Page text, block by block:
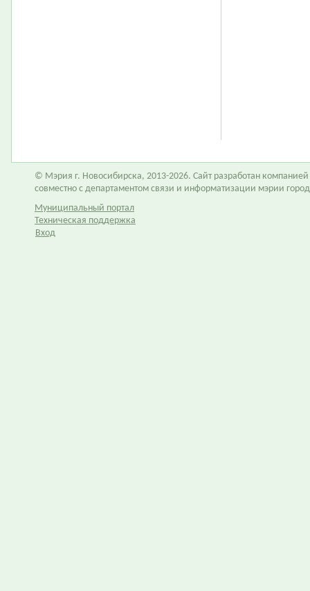
© Мэрия г. Новосибирска, 2013-2026. Сайт разработан компанией
совместно с департаментом связи и информатизации мэрии
Муниципальный портал
Техническая поддержка
Вход